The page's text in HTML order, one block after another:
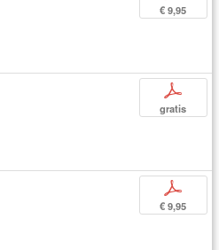
€ 9,95
p
gratis
p
€ 9,95